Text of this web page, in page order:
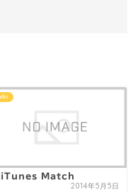
iTunes Match
2014年5月5日